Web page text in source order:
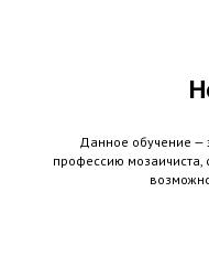
Данное обучение —
профессию мозаичиста,